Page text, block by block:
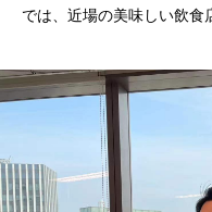
では、近場の美味しい飲食